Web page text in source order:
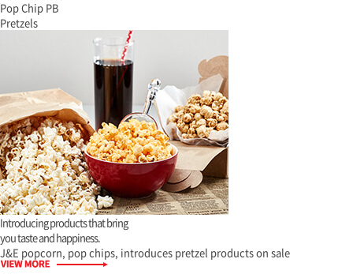
Pop Chip PB
Pretzels
Introducing products that bring
you taste and happiness.
J&E popcorn, pop chips, introduces pretzel products on sale